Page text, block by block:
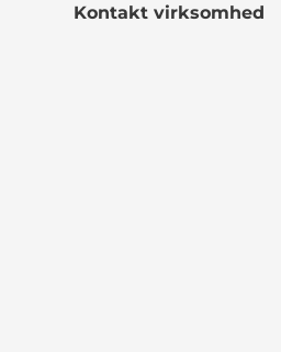
Kontakt virksomhed